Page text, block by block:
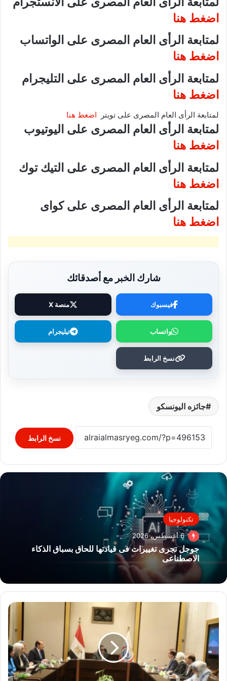
اضغط هنا
لمتابعة الرأى العام المصرى على الواتساب
اضغط هنا
لمتابعة الرأى العام المصرى على التليجرام
اضغط هنا
لمتابعة الرأى العام المصرى على تويتر اضغط هنا
لمتابعة الرأى العام المصرى على اليوتيوب
اضغط هنا
لمتابعة الرأى العام المصرى على التيك توك
اضغط هنا
لمتابعة الرأى العام المصرى على كواى
اضغط هنا
شارك الخبر مع أصدقائك
فيسبوك منصة X
واتساب تيليجرام
نسخ الرابط
جائزه اليونسكو
نسخ الرابط
تكنولوجيا
6 أغسطس، 2026
جوجل تجرى تغييرات فى قيادتها للحاق بسباق الذكاء
الاصطناعى
وزير
الصحة
يبحث
مستجدات
مدينة
اللقاحات
ويؤكد